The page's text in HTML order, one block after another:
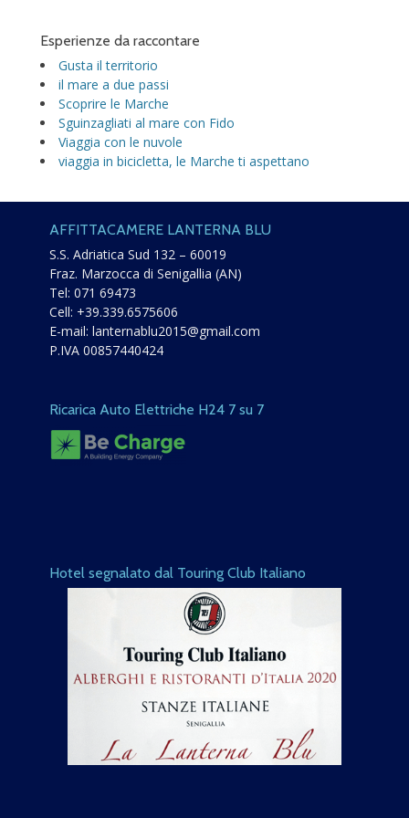
Esperienze da raccontare
Gusta il territorio
il mare a due passi
Scoprire le Marche
Sguinzagliati al mare con Fido
Viaggia con le nuvole
viaggia in bicicletta, le Marche ti aspettano
AFFITTACAMERE LANTERNA BLU
S.S. Adriatica Sud 132 – 60019
Fraz. Marzocca di Senigallia (AN)
Tel: 071 69473
Cell: +39.339.6575606
E-mail: lanternablu2015@gmail.com
P.IVA 00857440424
Ricarica Auto Elettriche H24 7 su 7
Hotel segnalato dal Touring Club Italiano